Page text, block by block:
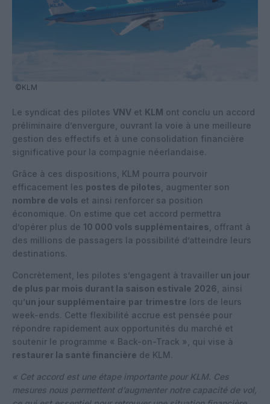
©KLM
Le syndicat des pilotes VNV et KLM ont conclu un accord
préliminaire d’envergure, ouvrant la voie à une meilleure
gestion des effectifs et à une consolidation financière
significative pour la compagnie néerlandaise.
Grâce à ces dispositions, KLM pourra pourvoir
efficacement les postes de pilotes , augmenter son
nombre de vols et ainsi renforcer sa position
économique. On estime que cet accord permettra
d’opérer plus de 10 000 vols supplémentaires , offrant à
des millions de passagers la possibilité d’atteindre leurs
destinations.
Concrètement, les pilotes s’engagent à travailler un jour
de plus par mois durant la saison estivale 2026 , ainsi
qu’un jour supplémentaire par trimestre lors de leurs
week-ends. Cette flexibilité accrue est pensée pour
répondre rapidement aux opportunités du marché et
soutenir le programme « Back-on-Track », qui vise à
restaurer la santé financière de KLM.
« Cet accord est une étape importante pour KLM. Ces
mesures nous permettent d’augmenter notre capacité de vol,